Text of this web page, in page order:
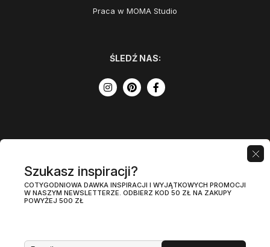
Praca w MOMA Studio
ŚLEDŹ NAS:
Szukasz inspiracji?
COTYGODNIOWA DAWKA INSPIRACJI I WYJĄTKOWYCH PROMOCJI
W NASZYM NEWSLETTERZE. ODBIERZ KOD 50 ZŁ NA ZAKUPY
POWYŻEJ 500 ZŁ